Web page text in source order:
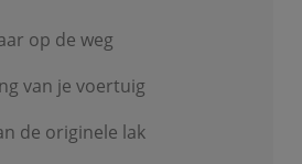
op de weg
van je voertuig
de originele lak